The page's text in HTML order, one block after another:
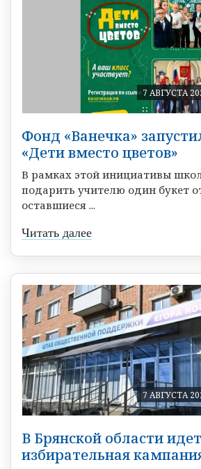
7 АВГУСТА
Фонд «Ванечка»
«Дети вместо цветов»
В рамках этой инициативы
подарить учителю один букет
оставшиеся ...
Читать далее
7 АВГУСТА
В Брянской области
избирательная